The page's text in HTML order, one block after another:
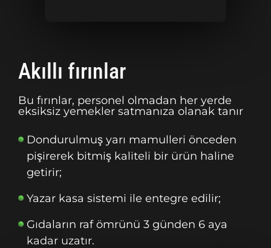
Akıllı fırınlar
Bu fırınlar, personel olmadan her yerde
eksiksiz yemekler satmanıza olanak tanır
Dondurulmuş yarı mamulleri önceden
pişirerek bitmiş kaliteli bir ürün haline
getirir;
Yazar kasa sistemi ile entegre edilir;
Gıdaların raf ömrünü 3 günden 6 aya
kadar uzatır.